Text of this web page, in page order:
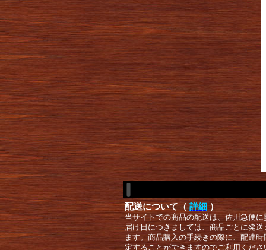
配送について（ 詳細 ）
当サイトでの商品の配送は、佐川急便
届け日につきましては、商品ごとに発
ます。商品購入の手続きの際に、配達
定することができますのでご利用くださ